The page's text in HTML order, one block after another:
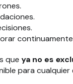
que ya no es
para cualquier